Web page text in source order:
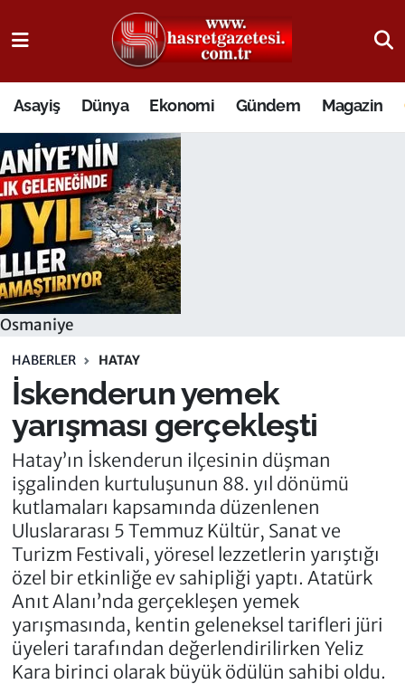
Asayiş Dünya Ekonomi Gündem Magazin
Osmaniye
HABERLER HATAY
İskenderun yemek
yarışması gerçekleşti
Hatay’ın İskenderun ilçesinin düşman
işgalinden kurtuluşunun 88. yıl dönümü
kutlamaları kapsamında düzenlenen
Uluslararası 5 Temmuz Kültür, Sanat ve
Turizm Festivali, yöresel lezzetlerin yarıştığı
özel bir etkinliğe ev sahipliği yaptı. Atatürk
Anıt Alanı’nda gerçekleşen yemek
yarışmasında, kentin geleneksel tarifleri jüri
üyeleri tarafından değerlendirilirken Yeliz
Kara birinci olarak büyük ödülün sahibi oldu.
Osmaniye Nöbetçi Eczaneler
Osmaniye Hava Durumu
Osmaniye Trafik Yoğunluk Haritası
Süper Lig Puan Durumu ve Fikstür
Tüm Manşetler
Son Dakika Haberleri